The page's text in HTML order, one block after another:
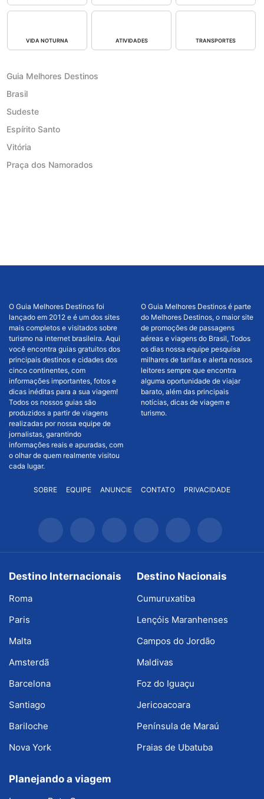
VIDA NOTURNA ATIVIDADES TRANSPORTES
Guia Melhores Destinos
Brasil
Sudeste
Espírito Santo
Vitória
Praça dos Namorados
O Guia Melhores Destinos foi
lançado em 2012 e é um dos sites
mais completos e visitados sobre
turismo na internet brasileira. Aqui
você encontra guias gratuitos dos
principais destinos e cidades dos
cinco continentes, com
informações importantes, fotos e
dicas inéditas para a sua viagem!
Todos os nossos guias são
produzidos a partir de viagens
realizadas por nossa equipe de
jornalistas, garantindo
informações reais e apuradas, com
o olhar de quem realmente visitou
cada lugar.
O Guia Melhores Destinos é parte
do Melhores Destinos, o maior site
de promoções de passagens
aéreas e viagens do Brasil, Todos
os dias nossa equipe pesquisa
milhares de tarifas e alerta nossos
leitores sempre que encontra
alguma oportunidade de viajar
barato, além das principais
notícias, dicas de viagem e
turismo.
SOBRE EQUIPE ANUNCIE CONTATO PRIVACIDADE
Destino Internacionais
Roma
Paris
Malta
Amsterdã
Barcelona
Santiago
Bariloche
Nova York
Destino Nacionais
Cumuruxatiba
Lençóis Maranhenses
Campos do Jordão
Maldivas
Foz do Iguaçu
Jericoacoara
Península de Maraú
Praias de Ubatuba
Planejando a viagem